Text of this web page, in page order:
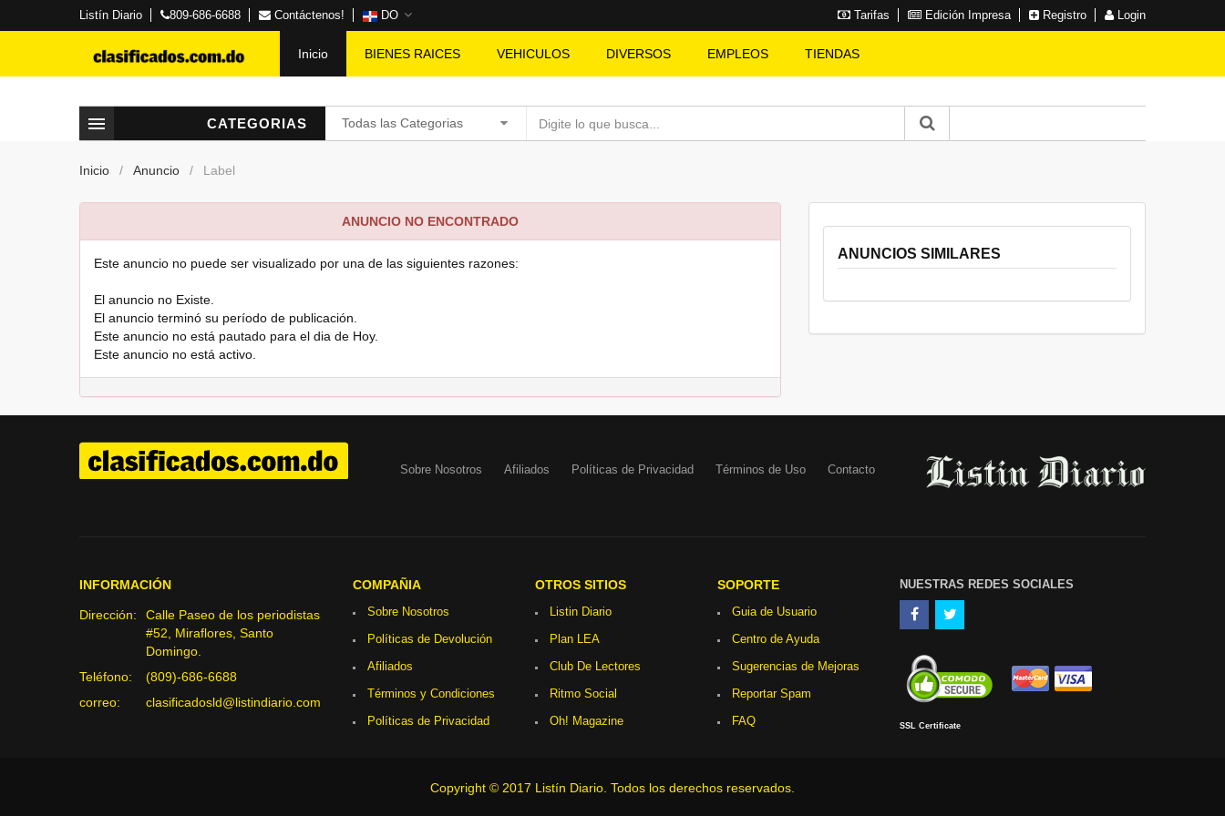
Listín Diario 809-686-6688 Contáctenos! DO Tarifas Edición Impresa Registro Login
Inicio BIENES RAICES VEHICULOS DIVERSOS EMPLEOS TIENDAS
CATEGORIAS Todas las Categorias
Inicio Anuncio Label
ANUNCIO NO ENCONTRADO
Este anuncio no puede ser visualizado por una de las siguientes razones:
El anuncio no Existe.
El anuncio terminó su período de publicación.
Este anuncio no está pautado para el dia de Hoy.
Este anuncio no está activo.
ANUNCIOS SIMILARES
Sobre Nosotros Afiliados Políticas de Privacidad Términos de Uso Contacto
INFORMACIÓN
Dirección:
Calle Paseo de los periodistas
#52, Miraflores, Santo
Domingo.
Teléfono:
(809)-686-6688
correo:
clasificadosld@listindiario.com
COMPAÑIA
Sobre Nosotros
Políticas de Devolución
Afiliados
Términos y Condiciones
Políticas de Privacidad
OTROS SITIOS
Listin Diario
Plan LEA
Club De Lectores
Ritmo Social
Oh! Magazine
SOPORTE
Guia de Usuario
Centro de Ayuda
Sugerencias de Mejoras
Reportar Spam
FAQ
NUESTRAS REDES SOCIALES
SSL Certificate
Copyright © 2017 Listín Diario. Todos los derechos reservados.